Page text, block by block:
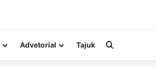
Advetorial Tajuk